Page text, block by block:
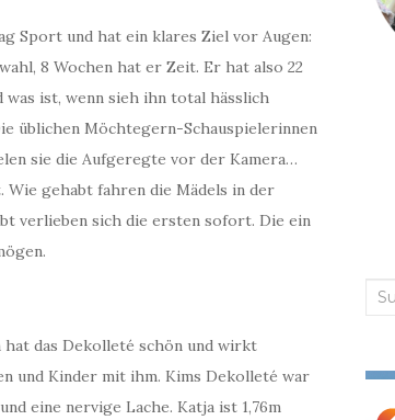
Sport und hat ein klares Ziel vor Augen:
8 Wochen hat er Zeit. Er hat also 22
was ist, wenn sieh ihn total hässlich
üblichen Möchtegern-Schauspielerinnen
sie die Aufgeregte vor der Kamera…
Wie gehabt fahren die Mädels in der
verlieben sich die ersten sofort. Die ein
das Dekolleté schön und wirkt
und Kinder mit ihm. Kims Dekolleté war
eine nervige Lache. Katja ist 1,76m